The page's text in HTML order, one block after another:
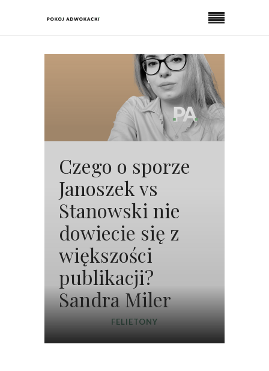
Czego o sporze
Janoszek vs
Stanowski nie
dowiecie się z
większości
publikacji?
Sandra Miler
FELIETONY